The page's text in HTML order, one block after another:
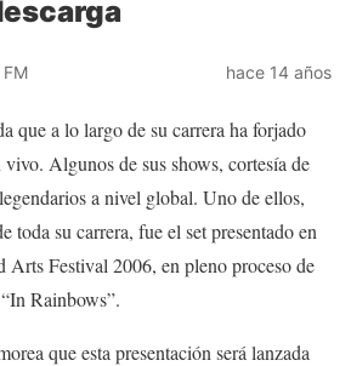
hace 14 años
que a lo largo de su carrera ha forjado
Algunos de sus shows, cortesía de
a nivel global. Uno de ellos,
toda su carrera, fue el set presentado en
Arts Festival 2006, en pleno proceso de
Rainbows”.
que esta presentación será lanzada